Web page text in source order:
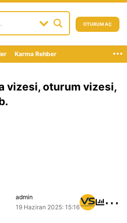
OTURUM AÇ
Karma Rehber ...
vizesi, oturum vizesi,
admin
19 Haziran 2025: 15:16
⋯